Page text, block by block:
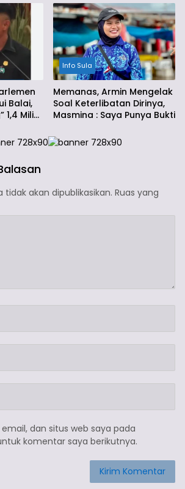
Balai,
Miliar
Info Sula
Memanas, Armin Mengelak
Soal Keterlibatan Dirinya,
Masmina : Saya Punya Bukti
akan dipublikasikan. Ruas yang
dan situs web saya pada
komentar saya berikutnya.